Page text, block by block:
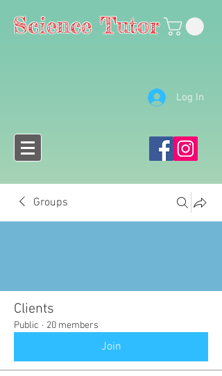
Science Tutor
Log In
Groups
Clients
Public · 20 members
Join